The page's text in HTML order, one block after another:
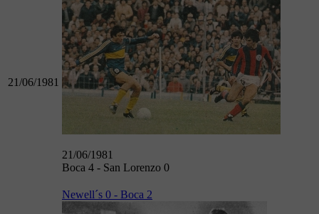
21/06/1981
21/06/1981
Boca 4 - San Lorenzo 0
Newell´s 0 - Boca 2